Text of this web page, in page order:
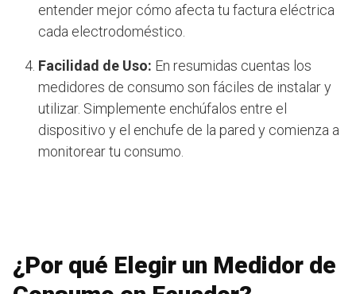
entender mejor cómo afecta tu factura eléctrica
cada electrodoméstico.
Facilidad de Uso: En resumidas cuentas los
medidores de consumo son fáciles de instalar y
utilizar. Simplemente enchúfalos entre el
dispositivo y el enchufe de la pared y comienza a
monitorear tu consumo.
¿Por qué Elegir un Medidor de